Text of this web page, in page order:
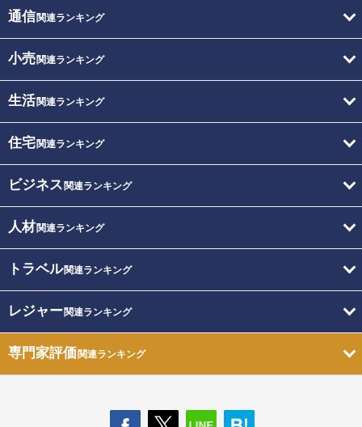
通信関連ランキング
小売関連ランキング
生活関連ランキング
住宅関連ランキング
ビジネス 関連ランキング
人材関連ランキング
トラベル関連ランキング
レジャー関連ランキング
専門家評価関連ランキング